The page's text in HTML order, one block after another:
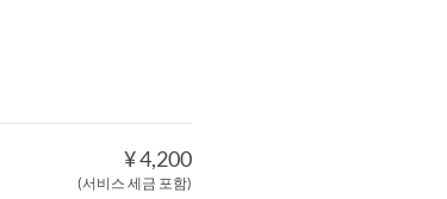
¥ 4,200
(서비스 세금 포함)